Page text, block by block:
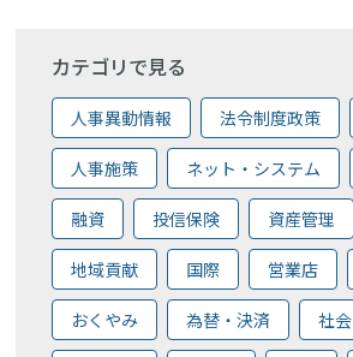
カテゴリで見る
人事異動情報 法令制度政策
人事施策 ネット・システム
融資 投信保険 資産管理
地域貢献 国際 営業店
おくやみ 為替・決済 社会